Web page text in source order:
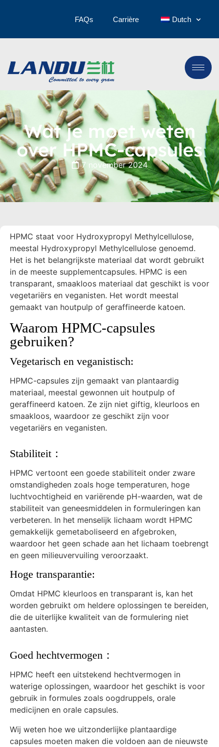
FAQs Carrière Dutch
Wat je moet weten
over HPMC-capsules
7 november 2024
HPMC staat voor Hydroxypropyl Methylcellulose,
meestal Hydroxypropyl Methylcellulose genoemd.
Het is het belangrijkste materiaal dat wordt gebruikt
in de meeste supplementcapsules. HPMC is een
transparant, smaakloos materiaal dat geschikt is voor
vegetariërs en veganisten. Het wordt meestal
gemaakt van houtpulp of geraffineerde katoen.
Waarom HPMC-capsules
gebruiken?
Vegetarisch en veganistisch:
HPMC-capsules zijn gemaakt van plantaardig
materiaal, meestal gewonnen uit houtpulp of
geraffineerd katoen. Ze zijn niet giftig, kleurloos en
smaakloos, waardoor ze geschikt zijn voor
vegetariërs en veganisten.
Stabiliteit：
HPMC vertoont een goede stabiliteit onder zware
omstandigheden zoals hoge temperaturen, hoge
luchtvochtigheid en variërende pH-waarden, wat de
stabiliteit van geneesmiddelen in formuleringen kan
verbeteren. In het menselijk lichaam wordt HPMC
gemakkelijk gemetaboliseerd en afgebroken,
waardoor het geen schade aan het lichaam toebrengt
en geen milieuvervuiling veroorzaakt.
Hoge transparantie:
Omdat HPMC kleurloos en transparant is, kan het
worden gebruikt om heldere oplossingen te bereiden,
die de uiterlijke kwaliteit van de formulering niet
aantasten.
Goed hechtvermogen：
HPMC heeft een uitstekend hechtvermogen in
waterige oplossingen, waardoor het geschikt is voor
gebruik in formules zoals oogdruppels, orale
medicijnen en orale capsules.
Wij weten hoe we uitzonderlijke plantaardige
capsules moeten maken die voldoen aan de nieuwste